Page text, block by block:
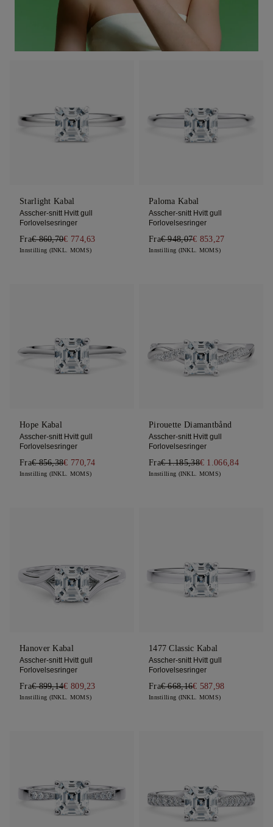
Starlight Kabal
Asscher-snitt Hvitt gull
Forlovelsesringer
Fra€ 860,70€ 774,63
Innstilling (INKL. MOMS)
Paloma Kabal
Asscher-snitt Hvitt gull
Forlovelsesringer
Fra€ 948,07€ 853,27
Innstilling (INKL. MOMS)
Hope Kabal
Asscher-snitt Hvitt gull
Forlovelsesringer
Fra€ 856,38€ 770,74
Innstilling (INKL. MOMS)
Pirouette Diamantbånd
Asscher-snitt Hvitt gull
Forlovelsesringer
Fra€ 1.185,38€ 1.066,84
Innstilling (INKL. MOMS)
Hanover Kabal
Asscher-snitt Hvitt gull
Forlovelsesringer
Fra€ 899,14€ 809,23
Innstilling (INKL. MOMS)
1477 Classic Kabal
Asscher-snitt Hvitt gull
Forlovelsesringer
Fra€ 668,16€ 587,98
Innstilling (INKL. MOMS)